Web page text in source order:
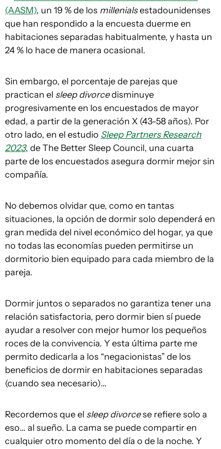
(AASM), un 19 % de los millenialsestadounidenses
que han respondido a la encuesta duerme en
habitaciones separadas habitualmente, y hasta un
24 % lo hace de manera ocasional.
Sin embargo, el porcentaje de parejas que
practican el sleep divorcedisminuye
progresivamente en los encuestados de mayor
edad, a partir de la generación X (43-58 años). Por
otro lado, en el estudio Sleep Partners Research
2023, de The Better Sleep Council, una cuarta
parte de los encuestados asegura dormir mejor sin
compañía.
No debemos olvidar que, como en tantas
situaciones, la opción de dormir solo dependerá en
gran medida del nivel económico del hogar, ya que
no todas las economías pueden permitirse un
dormitorio bien equipado para cada miembro de la
pareja.
Dormir juntos o separados no garantiza tener una
relación satisfactoria, pero dormir bien sí puede
ayudar a resolver con mejor humor los pequeños
roces de la convivencia. Y esta última parte me
permito dedicarla a los “negacionistas” de los
beneficios de dormir en habitaciones separadas
(cuando sea necesario)…
Recordemos que el sleep divorcese refiere solo a
eso… al sueño. La cama se puede compartir en
cualquier otro momento del día o de la noche. Y